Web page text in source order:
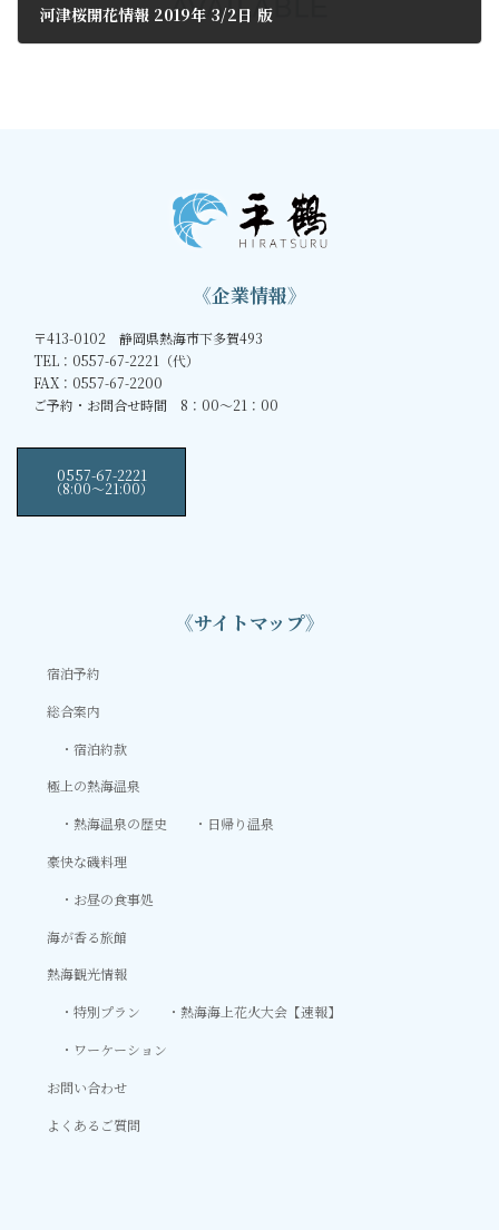
河津桜開花情報 2019年 3/2日 版
《企業情報》
〒413-0102 静岡県熱海市下多賀493
TEL：0557-67-2221（代）
FAX：0557-67-2200
ご予約・お問合せ時間 8：00～21：00
0557-67-2221
（8:00〜21:00）
《サイトマップ》
宿泊予約
総合案内
宿泊約款
極上の熱海温泉
熱海温泉の歴史
日帰り温泉
豪快な磯料理
お昼の食事処
海が香る旅館
熱海観光情報
特別プラン
熱海海上花火大会【速報】
ワーケーション
お問い合わせ
よくあるご質問